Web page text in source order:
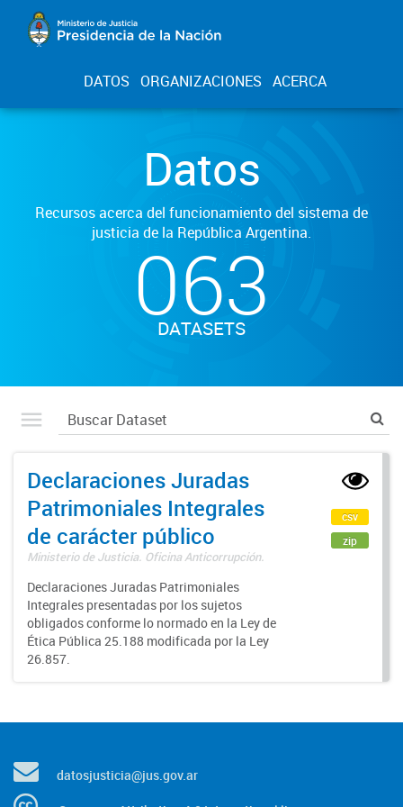
DATOS ORGANIZACIONES ACERCA
Datos
Recursos acerca del funcionamiento del sistema de
justicia de la República Argentina.
063
DATASETS
Declaraciones Juradas
Patrimoniales Integrales
de carácter público
Ministerio de Justicia. Oficina Anticorrupción.
Declaraciones Juradas Patrimoniales
Integrales presentadas por los sujetos
obligados conforme lo normado en la Ley de
Ética Pública 25.188 modificada por la Ley
26.857.
csv
zip
datosjusticia@jus.gov.ar